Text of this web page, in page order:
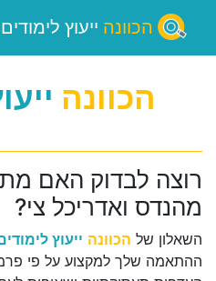
הכוונה ייעוץ לימודים
הכוונה
רוצה לבדוק האם
מהנדס ואדריכל צי?
השאלון של הכוונה ייעוץ
ההתאמה שלך למקצוע על פי